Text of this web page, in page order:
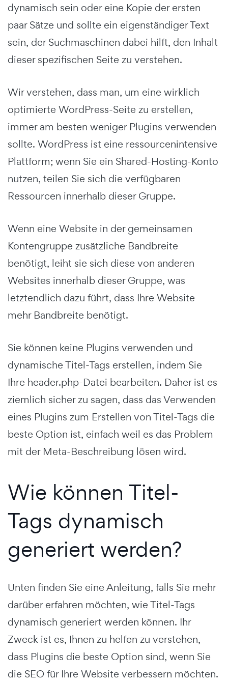
dynamisch sein oder eine Kopie der ersten
paar Sätze und sollte ein eigenständiger Text
sein, der Suchmaschinen dabei hilft, den Inhalt
dieser spezifischen Seite zu verstehen.
Wir verstehen, dass man, um eine wirklich
optimierte WordPress-Seite zu erstellen,
immer am besten weniger Plugins verwenden
sollte. WordPress ist eine ressourcenintensive
Plattform; wenn Sie ein Shared-Hosting-Konto
nutzen, teilen Sie sich die verfügbaren
Ressourcen innerhalb dieser Gruppe.
Wenn eine Website in der gemeinsamen
Kontengruppe zusätzliche Bandbreite
benötigt, leiht sie sich diese von anderen
Websites innerhalb dieser Gruppe, was
letztendlich dazu führt, dass Ihre Website
mehr Bandbreite benötigt.
Sie können keine Plugins verwenden und
dynamische Titel-Tags erstellen, indem Sie
Ihre header.php-Datei bearbeiten. Daher ist es
ziemlich sicher zu sagen, dass das Verwenden
eines Plugins zum Erstellen von Titel-Tags die
beste Option ist, einfach weil es das Problem
mit der Meta-Beschreibung lösen wird.
Wie können Titel-
Tags dynamisch
generiert werden?
Unten finden Sie eine Anleitung, falls Sie mehr
darüber erfahren möchten, wie Titel-Tags
dynamisch generiert werden können. Ihr
Zweck ist es, Ihnen zu helfen zu verstehen,
dass Plugins die beste Option sind, wenn Sie
die SEO für Ihre Website verbessern möchten.